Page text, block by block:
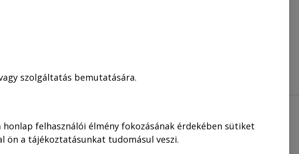
szolgáltatás bemutatására.
felhasználói élmény fokozásának érdekében sütiket
ön a tájékoztatásunkat tudomásul veszi.